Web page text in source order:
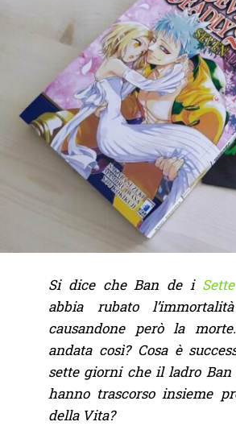
Si dice che Ban de i
abbia rubato
causandone però la
andata così? Cosa è
sette giorni che il ladro Ban
hanno trascorso insieme
della Vita?